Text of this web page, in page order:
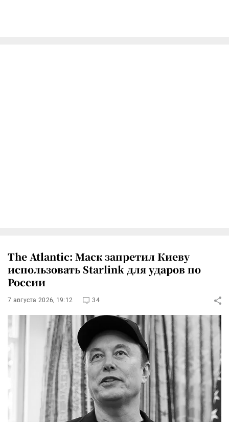
The Atlantic: Маск запретил Киеву
использовать Starlink для ударов по
России
7 августа 2026, 19:12 34